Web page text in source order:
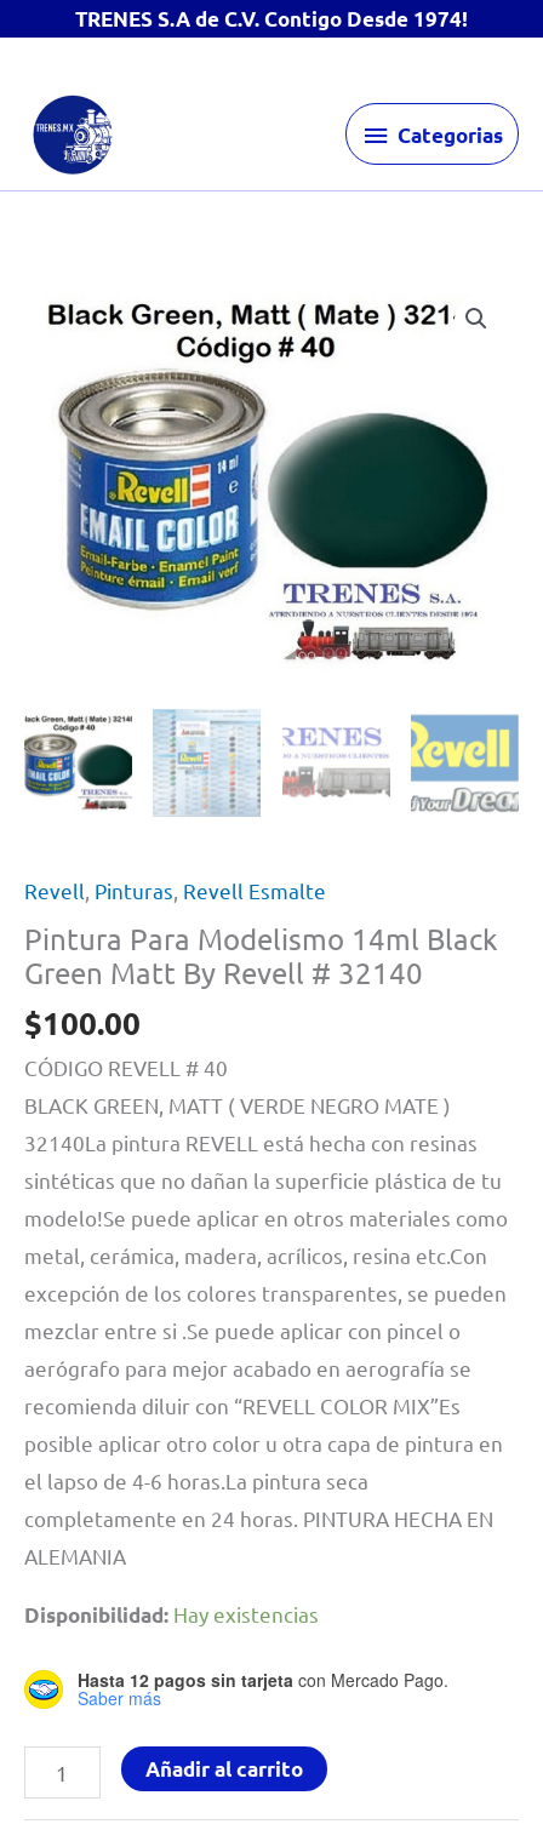
TRENES S.A de C.V. Contigo Desde 1974!
contenido
Categorias
Categorias
Revell, Pinturas, Revell Esmalte
Pintura Para Modelismo 14ml Black
Green Matt By Revell # 32140
$100.00
CÓDIGO REVELL # 40
BLACK GREEN, MATT ( VERDE NEGRO MATE )
32140La pintura REVELL está hecha con resinas
sintéticas que no dañan la superficie plástica de tu
modelo!Se puede aplicar en otros materiales como
metal, cerámica, madera, acrílicos, resina etc.Con
excepción de los colores transparentes, se pueden
mezclar entre si .Se puede aplicar con pincel o
aerógrafo para mejor acabado en aerografía se
recomienda diluir con “REVELL COLOR MIX”Es
posible aplicar otro color u otra capa de pintura en
el lapso de 4-6 horas.La pintura seca
completamente en 24 horas. PINTURA HECHA EN
ALEMANIA
Disponibilidad: Hay existencias
Hasta 12 pagos sin tarjeta con Mercado Pago.
Saber más
Pintura
Para
Añadir al carrito